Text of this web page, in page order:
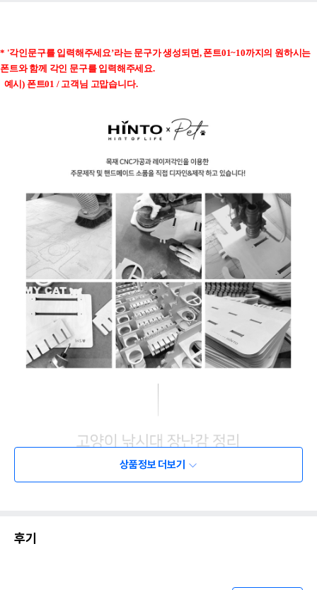
* '각인문구를 입력해주세요’라는 문구가 생성되면, 폰트01~10까지의 원하시는
폰트와 함께 각인 문구를 입력해주세요.
예시) 폰트01 / 고객님 고맙습니다.
상품정보 더보기
후기